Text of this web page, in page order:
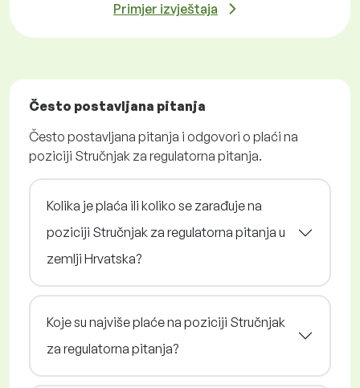
Primjer izvještaja
Često postavljana pitanja
Često postavljana pitanja i odgovori o plaći na
poziciji Stručnjak za regulatorna pitanja.
Kolika je plaća ili koliko se zarađuje na
poziciji Stručnjak za regulatorna pitanja u
zemlji Hrvatska?
Koje su najviše plaće na poziciji Stručnjak
za regulatorna pitanja?